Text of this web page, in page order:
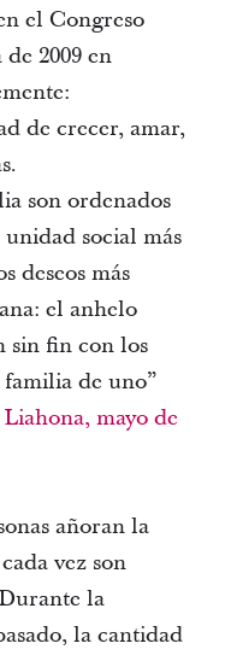
el Congreso
2009 en
de crecer, amar,
son ordenados
social más
deseos más
el anhelo
sin fin con los
de uno”
mayo de
añoran la
vez son
la
la cantidad